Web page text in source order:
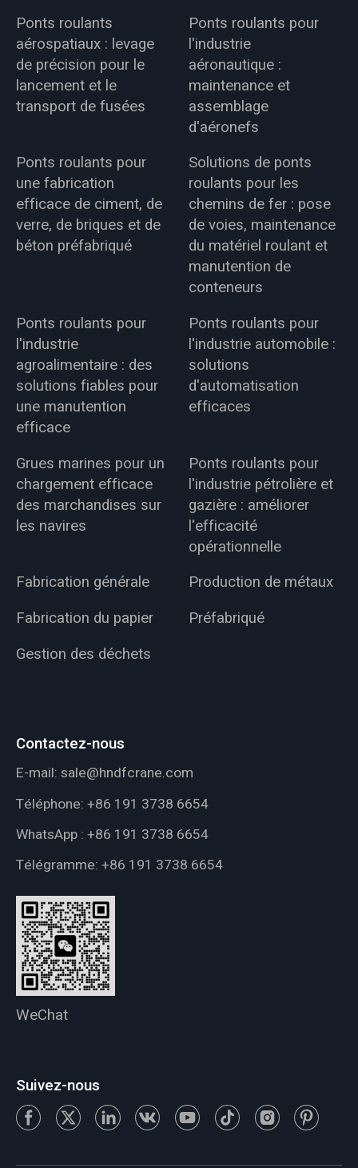
Ponts roulants
aérospatiaux : levage
de précision pour le
lancement et le
transport de fusées
Ponts roulants pour
l'industrie
aéronautique :
maintenance et
assemblage
d'aéronefs
Ponts roulants pour
une fabrication
efficace de ciment, de
verre, de briques et de
béton préfabriqué
Solutions de ponts
roulants pour les
chemins de fer : pose
de voies, maintenance
du matériel roulant et
manutention de
conteneurs
Ponts roulants pour
l'industrie
agroalimentaire : des
solutions fiables pour
une manutention
efficace
Ponts roulants pour
l'industrie automobile :
solutions
d'automatisation
efficaces
Grues marines pour un
chargement efficace
des marchandises sur
les navires
Ponts roulants pour
l'industrie pétrolière et
gazière : améliorer
l'efficacité
opérationnelle
Fabrication générale
Production de métaux
Fabrication du papier
Préfabriqué
Gestion des déchets
Contactez-nous
E-mail: sale@hndfcrane.com
Téléphone: +86 191 3738 6654
WhatsApp : +86 191 3738 6654
Télégramme: +86 191 3738 6654
WeChat
Suivez-nous